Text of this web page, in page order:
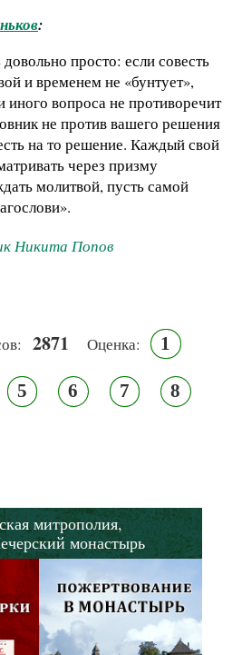
:
просто: если совесть
и временем не «бунтует»,
иного вопроса не противоречит
не против вашего решения
на то решение. Каждый свой
через призму
молитвой, пусть самой
Никита Попов
2871 Оценка: 1
5 6 7 8
митрополия,
монастырь